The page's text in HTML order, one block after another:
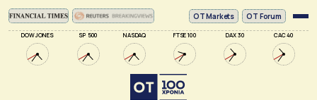
DOW JONES SP 500 NASDAQ FTSE 100 DAX 30 CAC 40
ΟΤ Markets OT Forum